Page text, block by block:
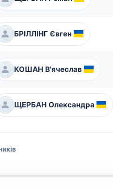
БРІЛЛІНГ Євген
КОШАН В'ячеслав
ЩЕРБАН Олександра